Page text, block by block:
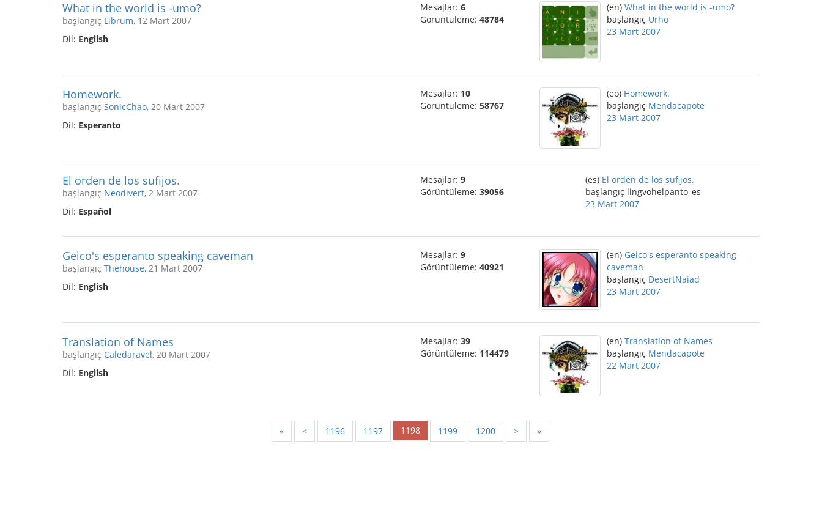
What in the world is -umo?
başlangıç Librum, 12 Mart 2007
Dil: English
Mesajlar: 6
Görüntüleme: 48784
(en) What in the world is -umo?
başlangıç Urho
23 Mart 2007
Homework.
başlangıç SonicChao, 20 Mart 2007
Dil: Esperanto
Mesajlar: 10
Görüntüleme: 58767
(eo) Homework.
başlangıç Mendacapote
23 Mart 2007
El orden de los sufijos.
başlangıç Neodivert, 2 Mart 2007
Dil: Español
Mesajlar: 9
Görüntüleme: 39056
(es) El orden de los sufijos.
başlangıç lingvohelpanto_es
23 Mart 2007
Geico's esperanto speaking caveman
başlangıç Thehouse, 21 Mart 2007
Dil: English
Mesajlar: 9
Görüntüleme: 40921
(en) Geico's esperanto speaking
caveman
başlangıç DesertNaiad
23 Mart 2007
Translation of Names
başlangıç Caledaravel, 20 Mart 2007
Dil: English
Mesajlar: 39
Görüntüleme: 114479
(en) Translation of Names
başlangıç Mendacapote
22 Mart 2007
« < 1196 1197 1198 1199 1200 > »